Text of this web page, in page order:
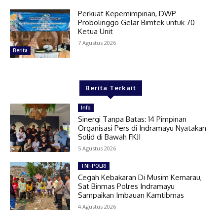
Berita
Perkuat Kepemimpinan, DWP
Probolinggo Gelar Bimtek untuk 70
Ketua Unit
7 Agustus 2026
Berita Terkait
Info
Sinergi Tanpa Batas: 14 Pimpinan
Organisasi Pers di Indramayu Nyatakan
Solid di Bawah FKJI
5 Agustus 2026
TNI-POLRI
Cegah Kebakaran Di Musim Kemarau,
Sat Binmas Polres Indramayu
Sampaikan Imbauan Kamtibmas
4 Agustus 2026